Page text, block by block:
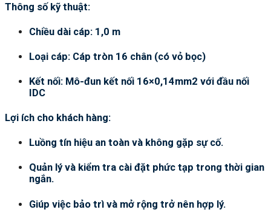
Thông số kỹ thuật:
Chiều dài cáp: 1,0 m
Loại cáp: Cáp tròn 16 chân (có vỏ bọc)
Kết nối: Mô-đun kết nối 16×0,14mm2 với đầu nối
IDC
Lợi ích cho khách hàng:
Luồng tín hiệu an toàn và không gặp sự cố.
Quản lý và kiểm tra cài đặt phức tạp trong thời gian
ngắn.
Giúp việc bảo trì và mở rộng trở nên hợp lý.